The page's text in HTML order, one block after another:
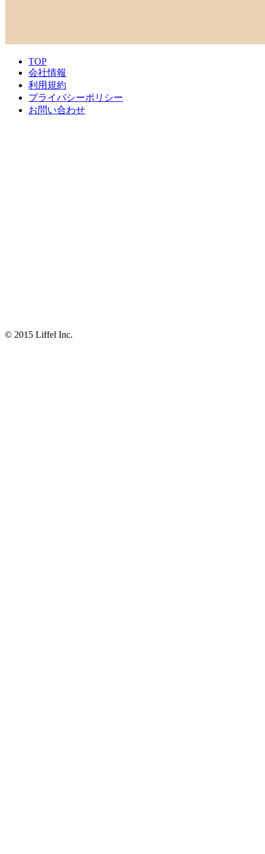
TOP
会社情報
利用規約
プライバシーポリシー
お問い合わせ
© 2015 Liffel Inc.